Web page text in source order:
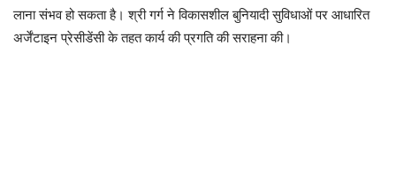
लाना संभव हो सकता है। श्री गर्ग ने विकासशील बुनियादी सुविधाओं पर आधारित
अर्जेंटाइन प्रेसीडेंसी के तहत कार्य की प्रगति की सराहना की।